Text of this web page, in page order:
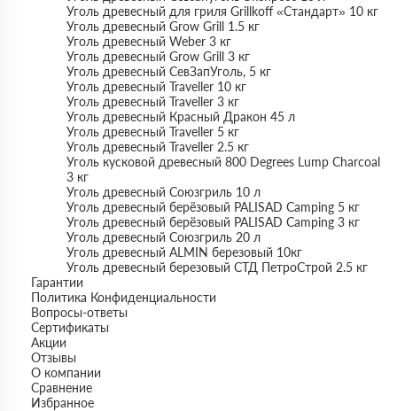
Уголь древесный для гриля Grillkoff «Стандарт» 10 кг
Уголь древесный Grow Grill 1.5 кг
Уголь древесный Weber 3 кг
Уголь древесный Grow Grill 3 кг
Уголь древесный СевЗапУголь, 5 кг
Уголь древесный Traveller 10 кг
Уголь древесный Traveller 3 кг
Уголь древесный Красный Дракон 45 л
Уголь древесный Traveller 5 кг
Уголь древесный Traveller 2.5 кг
Уголь кусковой древесный 800 Degrees Lump Charcoal
3 кг
Уголь древесный Союзгриль 10 л
Уголь древесный берёзовый PALISAD Camping 5 кг
Уголь древесный берёзовый PALISAD Camping 3 кг
Уголь древесный Союзгриль 20 л
Уголь древесный ALMIN березовый 10кг
Уголь древесный березовый СТД ПетроСтрой 2.5 кг
Гарантии
Политика Конфиденциальности
Вопросы-ответы
Сертификаты
Акции
Отзывы
О компании
Сравнение
Избранное